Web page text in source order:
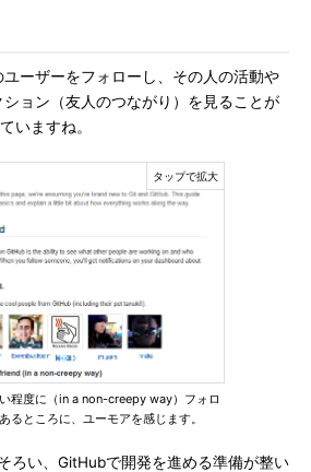
ーザーをフォローし、その人の活動や
ション（友人のつながり）を見ることが
いますね。
い程度に（in a non-creepy way）フォロ
るところに、ユーモアを感じます。
ろい、GitHubで開発を進める準備が整い